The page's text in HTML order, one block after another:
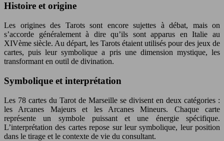
Histoire et origine
Les origines des Tarots sont encore sujettes à débat, mais on
s’accorde généralement à dire qu’ils sont apparus en Italie au
XIVème siècle. Au départ, les Tarots étaient utilisés pour des jeux de
cartes, puis leur symbolique a pris une dimension mystique, les
transformant en outil de divination.
Symbolique et interprétation
Les 78 cartes du Tarot de Marseille se divisent en deux catégories :
les Arcanes Majeurs et les Arcanes Mineurs. Chaque carte
représente un symbole puissant et une énergie spécifique.
L’interprétation des cartes repose sur leur symbolique, leur position
dans le tirage et le contexte de vie du consultant.